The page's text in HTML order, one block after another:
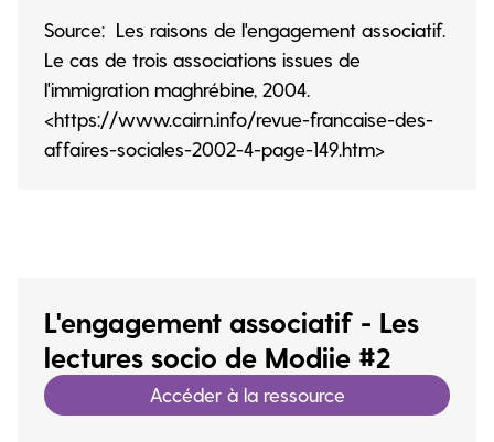
Source: Les raisons de l'engagement associatif.
Le cas de trois associations issues de
l'immigration maghrébine, 2004.
<https://www.cairn.info/revue-francaise-des-
affaires-sociales-2002-4-page-149.htm>
L'engagement associatif - Les
lectures socio de Modiie #2
Accéder à la ressource